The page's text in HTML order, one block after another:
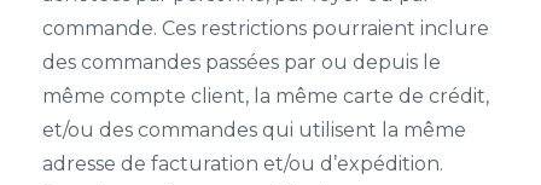
commande. Ces restrictions pourraient inclure
des commandes passées par ou depuis le
même compte client, la même carte de crédit,
et/ou des commandes qui utilisent la même
adresse de facturation et/ou d’expédition.